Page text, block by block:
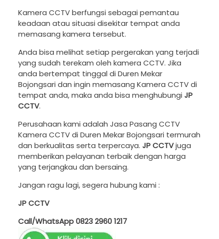
Kamera CCTV berfungsi sebagai pemantau
keadaan atau situasi disekitar tempat anda
memasang kamera tersebut.
Anda bisa melihat setiap pergerakan yang terjadi
yang sudah terekam oleh kamera CCTV. Jika
anda bertempat tinggal di Duren Mekar
Bojongsari dan ingin memasang Kamera CCTV di
tempat anda, maka anda bisa menghubungi JP
CCTV.
Perusahaan kami adalah Jasa Pasang CCTV
Kamera CCTV di Duren Mekar Bojongsari termurah
dan berkualitas serta terpercaya. JP CCTVjuga
memberikan pelayanan terbaik dengan harga
yang terjangkau dan bersaing.
Jangan ragu lagi, segera hubung kami :
JP CCTV
Call/WhatsApp0823 2960 1217